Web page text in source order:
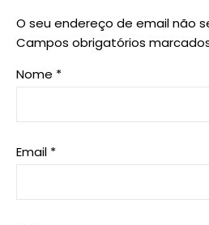
O seu endereço de email não
Campos obrigatórios
Nome *
Email *